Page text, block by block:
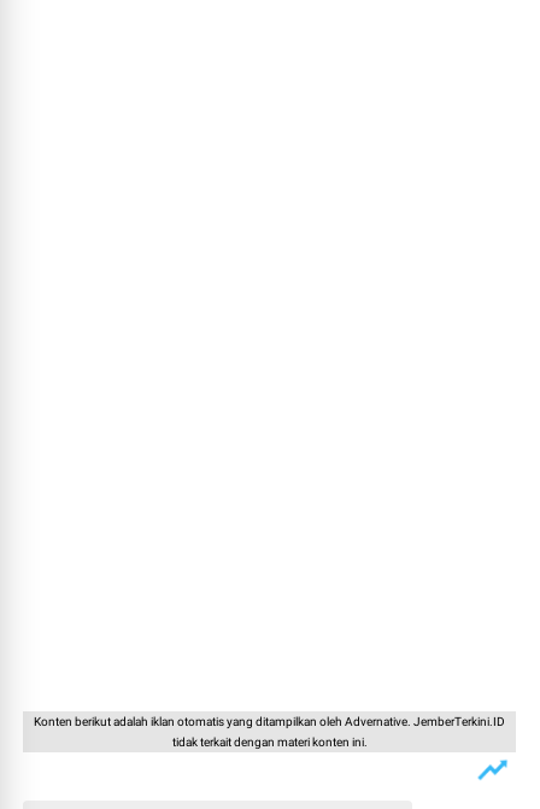
Konten berikut adalah iklan otomatis yang ditampilkan oleh Advernative. JemberTerkini.ID
tidak terkait dengan materi konten ini.